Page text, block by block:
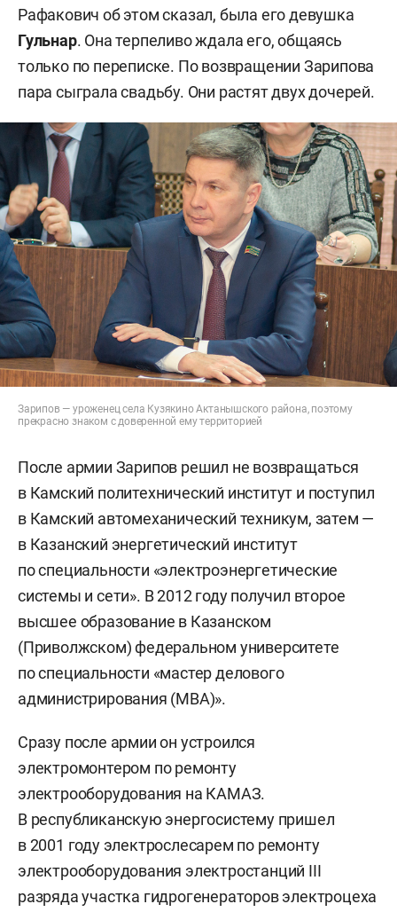
Рафакович об этом сказал, была его девушка
Гульнар. Она терпеливо ждала его, общаясь
только по переписке. По возвращении Зарипова
пара сыграла свадьбу. Они растят двух дочерей.
Зарипов — уроженец села Кузякино Актанышского района, поэтому
прекрасно знаком с доверенной ему территорией
После армии Зарипов решил не возвращаться
в Камский политехнический институт и поступил
в Камский автомеханический техникум, затем —
в Казанский энергетический институт
по специальности «электроэнергетические
системы и сети». В 2012 году получил второе
высшее образование в Казанском
(Приволжском) федеральном университете
по специальности «мастер делового
администрирования (МВА)».
Сразу после армии он устроился
электромонтером по ремонту
электрооборудования на КАМАЗ.
В республиканскую энергосистему пришел
в 2001 году электрослесарем по ремонту
электрооборудования электростанций III
разряда участка гидрогенераторов электроцеха